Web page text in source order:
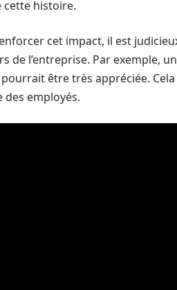
cette histoire.
cet impact, il est
de l’entreprise. Par exemple,
pourrait être très appréciée.
des employés.